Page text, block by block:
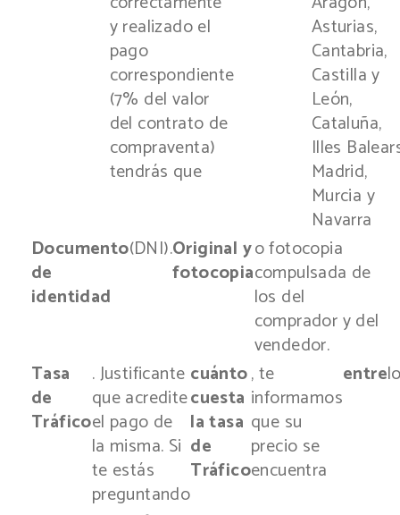
y realizado el
pago
correspondiente
(7% del valor
del contrato de
compraventa)
tendrás que
Asturias,
Cantabria,
Castilla y
León,
Cataluña,
Illes
Madrid,
Murcia y
Navarra
Documento
de
identidad
(DNI).Original y
fotocopia
o fotocopia
compulsada de
los del
comprador y del
vendedor.
Tasa
de
Tráfico
. Justificante
que acredite
el pago de
la misma. Si
te estás
preguntando
cuánto
cuesta
la tasa
de
Tráfico
, te
informamos
que su
precio se
encuentra
entre